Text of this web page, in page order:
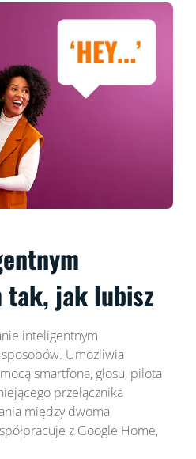
tak, jak lubisz
inteligentnym
Umożliwia
smartfona, głosu, pilota
przełącznika
między dwoma
z Google Home,